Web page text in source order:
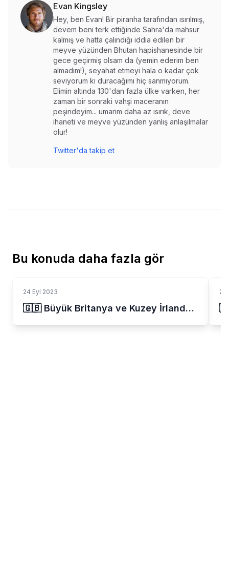
Evan Kingsley
Hey, ben Evan! Bir piranha tarafından ısırılmış,
devem beni terk ettiğinde Sahra'da mahsur
kalmış ve hatta çalındığı iddia edilen bir
meyve yüzünden Bhutan hapishanesinde bir
gece geçirmiş olsam da (yemin ederim ben
almadım!), seyahat etmeyi hala o kadar çok
seviyorum ki duracağımı hiç sanmıyorum.
Elimin altında 130'dan fazla ülke varken, her
zaman bir sonraki vahşi maceranın
peşindeyim... umarım daha az ısırık, deve
ihaneti ve meyve yüzünden yanlış anlaşılmalar
olur!
Twitter'da takip et
Bu konuda daha fazla gör
24 Eyl 2023
🇬🇧 Büyük Britanya ve Kuzey İrlanda Birleşik Krallığı
24